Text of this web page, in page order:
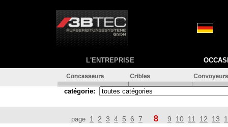
L'ENTREPRISE
catégorie:
page 1 2 3 4 5 6 7 8 9 10 11 12 13